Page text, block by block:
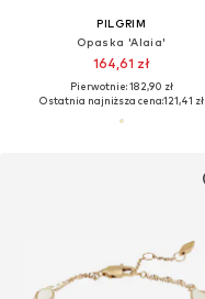
PILGRIM
Opaska 'Alaia'
164,61 zł
Pierwotnie: 182,90 zł
Ostatnia najniższa cena:121,41 zł